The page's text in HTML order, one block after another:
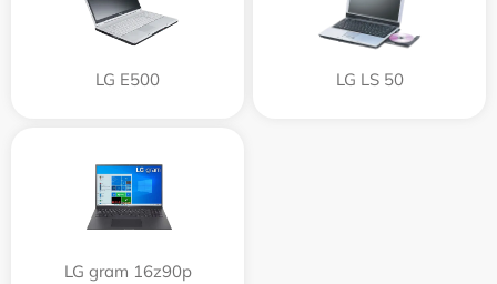
LG E500 LG LS 50
LG gram 16z90p